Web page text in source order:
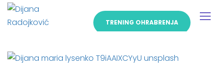
TRENING OHRABRENJA